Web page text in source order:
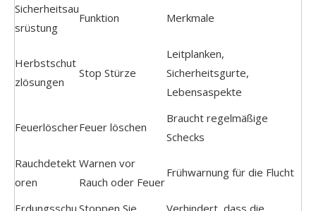
Sicherheitsau
srüstung
Funktion Merkmale
Herbstschut
zlösungen
Stop Stürze
Leitplanken,
Sicherheitsgurte,
Lebensaspekte
FeuerlöscherFeuer löschen
Braucht regelmäßige
Schecks
Rauchdetekt
oren
Warnen vor
Rauch oder Feuer
Frühwarnung für die Flucht
Erdungsschu Stoppen Sie
Verhindert, dass die